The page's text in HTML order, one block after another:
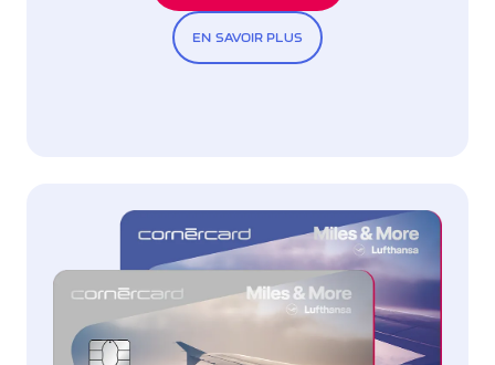
EN SAVOIR PLUS